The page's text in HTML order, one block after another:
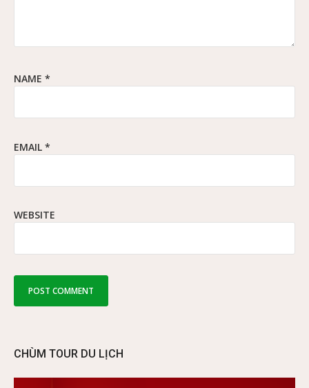
NAME *
EMAIL *
WEBSITE
CHÙM TOUR DU LỊCH